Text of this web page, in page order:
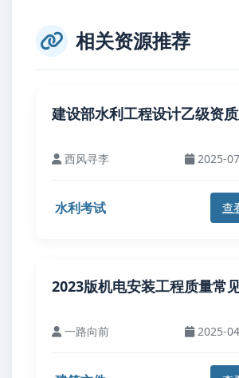
相关资源推荐
建设部水利工程设计乙级资
西风寻李 2025-
水利考试 查
2023版机电安装工程质量常
一路向前 2025-